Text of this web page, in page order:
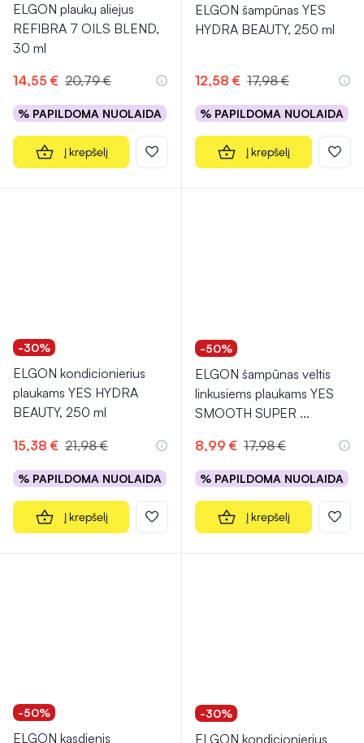
ELGON plaukų aliejus
REFIBRA 7 OILS BLEND,
30 ml
14,55 € 20,79 €
% PAPILDOMA NUOLAIDA
Į krepšelį
ELGON šampūnas YES
HYDRA BEAUTY, 250 ml
12,58 € 17,98 €
% PAPILDOMA NUOLAIDA
Į krepšelį
-30%
ELGON kondicionierius
plaukams YES HYDRA
BEAUTY, 250 ml
15,38 € 21,98 €
% PAPILDOMA NUOLAIDA
Į krepšelį
-50%
ELGON šampūnas veltis
linkusiems plaukams YES
SMOOTH SUPER ...
8,99 € 17,98 €
% PAPILDOMA NUOLAIDA
Į krepšelį
-50%
ELGON kasdienis
-30%
ELGON kondicionierius